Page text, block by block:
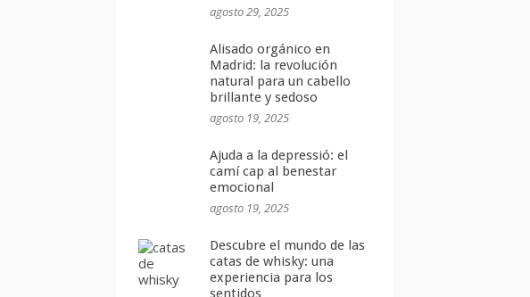
agosto 29, 2025
Alisado orgánico en
Madrid: la revolución
natural para un cabello
brillante y sedoso
agosto 19, 2025
Ajuda a la depressió: el
camí cap al benestar
emocional
agosto 19, 2025
Descubre el mundo de las
catas de whisky: una
experiencia para los
sentidos